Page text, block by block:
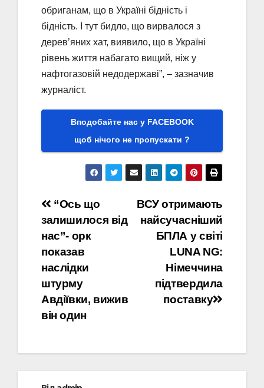
обриганам, що в Україні бідність і
бідність. І тут бидло, що вирвалося з
дерев’яних хат, виявило, що в Україні
рівень життя набагато вищий, ніж у
нафтогазовій недодержаві”, – зазначив
журналіст.
Вподобайте нас у FACEBOOK
щоб нічого не пропускати ?
Навігація
записів
ВСУ отримають
найсучасніший
БПЛА у світі
LUNA NG:
Німеччина
підтвердила
поставку
“Ось що
залишилося від
нас”- орк
показав
наслідки
штурму
Авдіївки, вижив
він один